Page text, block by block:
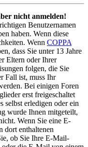
nicht anmelden!
Benutzernamen
haben. Wenn diese
Wenn COPPA
dass Sie unter 13 Jahre
Eltern oder Ihrer
folgen, die Sie
Fall ist, muss Ihr
Bei einigen Foren
erst freigeschaltet
selbst erledigen oder ein
wurde Ihnen mitgeteilt,
Wenn Sie eine E-
dort enthaltenen
ob Sie Ihre E-Mail-